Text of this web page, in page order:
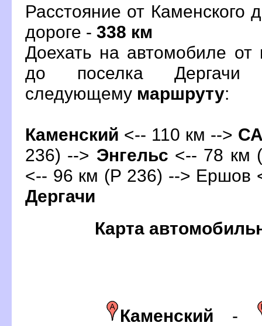
Расстояние от Каменского
дороге - 338 км
Доехать на автомобиле от
до поселка Дергачи
следующему маршруту:
Каменский <-- 110 км -->
236) --> Энгельс <-- 78 км
<-- 96 км (Р 236) --> Ершов
Дергачи
Карта
Каменский -